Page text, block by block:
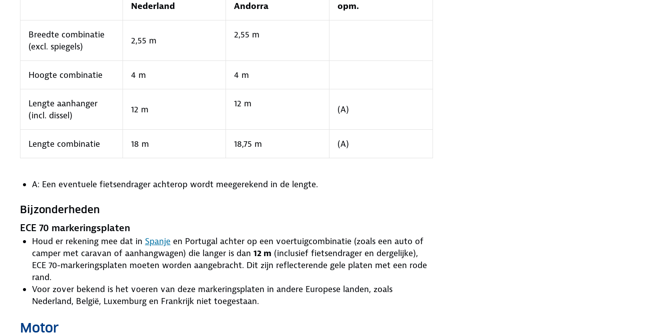
Nederland Andorra opm.
Breedte combinatie
(excl. spiegels)
2,55 m
2,55 m
Hoogte combinatie 4 m 4 m
Lengte aanhanger
(incl. dissel)
12 m
12 m
(A)
Lengte combinatie 18 m 18,75 m (A)
A: Een eventuele fietsendrager achterop wordt meegerekend in de lengte.
Bijzonderheden
ECE 70 markeringsplaten
Houd er rekening mee dat in Spanje en Portugal achter op een voertuigcombinatie (zoals een auto of
camper met caravan of aanhangwagen) die langer is dan 12 m (inclusief fietsendrager en dergelijke),
ECE 70-markeringsplaten moeten worden aangebracht. Dit zijn reflecterende gele platen met een rode
rand.
Voor zover bekend is het voeren van deze markeringsplaten in andere Europese landen, zoals
Nederland, België, Luxemburg en Frankrijk niet toegestaan.
Motor